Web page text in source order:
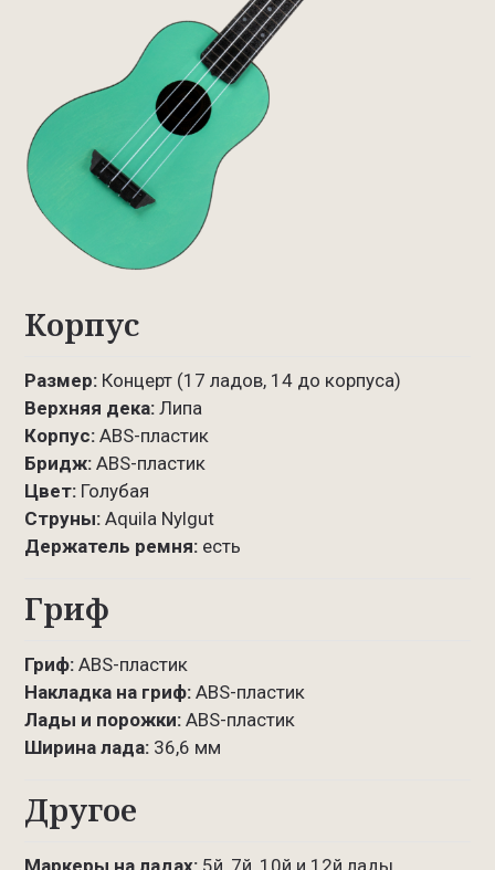
Корпус
Размер: Концерт (17 ладов, 14 до корпуса)
Верхняя дека: Липа
Корпус: ABS-пластик
Бридж:ABS-пластик
Цвет: Голубая
Струны:Aquila Nylgut
Держатель ремня: есть
Гриф
Гриф: ABS-пластик
Накладка на гриф: ABS-пластик
Лады и порожки: ABS-пластик
Ширина лада: 36,6 мм
Другое
Маркеры на ладах: 5й, 7й, 10й и 12й лады.